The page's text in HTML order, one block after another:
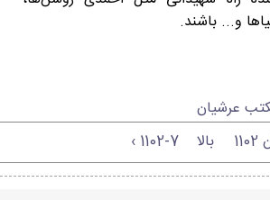
و..‌. باشند.
عرشیان
بالا 1102-7 ›